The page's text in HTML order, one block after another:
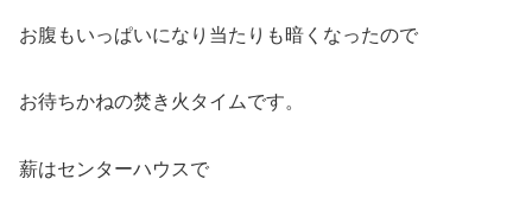
お腹もいっぱいになり当たりも暗くなったので
お待ちかねの焚き火タイムです。
薪はセンターハウスで